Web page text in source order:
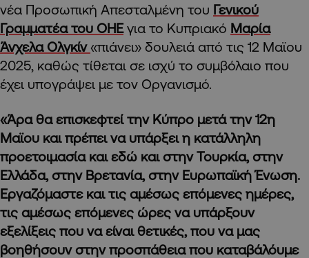
νέα Προσωπική Απεσταλμένη του Γενικού
Γραμματέα του ΟΗΕγια το Κυπριακό Μαρία
Άνχελα Ολγκίν «πιάνει» δουλειά από τις 12 Μαϊου
2025, καθώς τίθεται σε ισχύ το συμβόλαιο που
έχει υπογράψει με τον Οργανισμό.
«Άρα θα επισκεφτεί την Κύπρο μετά την 12η
Μαϊου και πρέπει να υπάρξει η κατάλληλη
προετοιμασία και εδώ και στην Τουρκία, στην
Ελλάδα, στην Βρετανία, στην Ευρωπαϊκή Ένωση.
Εργαζόμαστε και τις αμέσως επόμενες ημέρες,
τις αμέσως επόμενες ώρες να υπάρξουν
εξελίξεις που να είναι θετικές, που να μας
βοηθήσουν στην προσπάθεια που καταβάλόυμε